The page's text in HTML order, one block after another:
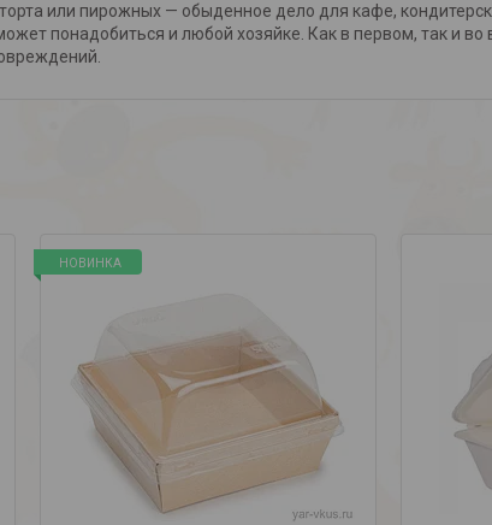
или пирожных — обыденное дело для кафе,
понадобиться и любой хозяйке. Как в первом, так и во
НОВИНКА